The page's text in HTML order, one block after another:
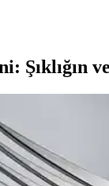
Şıklığın